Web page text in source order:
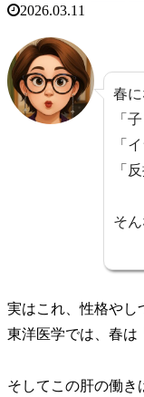
2026.03.11
春に
「
「
「
そ
実はこれ、性格やし
東洋医学では、春は
そしてこの肝の働き